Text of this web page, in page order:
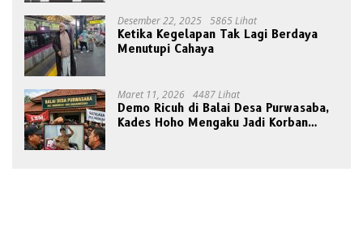
Desember 22, 2025 5865 Lihat
Ketika Kegelapan Tak Lagi Berdaya
Menutupi Cahaya
Maret 11, 2026 4487 Lihat
Demo Ricuh di Balai Desa Purwasaba,
Kades Hoho Mengaku Jadi Korban